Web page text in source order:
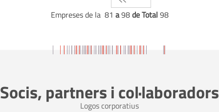
Empreses de la 81 a98de Total 98
Socis, partners i col·laboradors
Logos corporatius